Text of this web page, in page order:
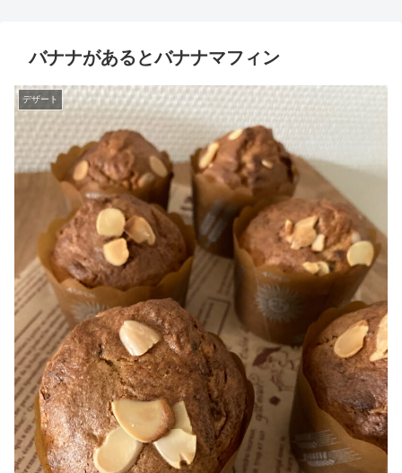
バナナがあるとバナナマフィン
デザート